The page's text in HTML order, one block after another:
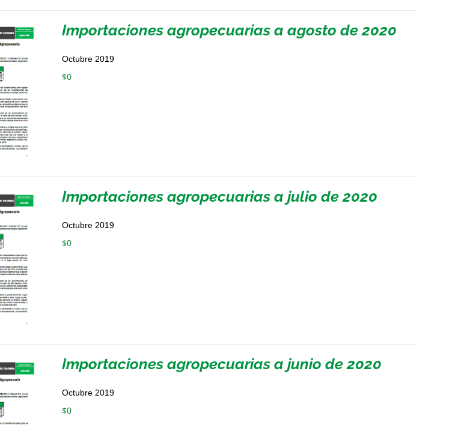
Importaciones agropecuarias a agosto de 2020
Octubre 2019
$0
Importaciones agropecuarias a julio de 2020
Octubre 2019
$0
Importaciones agropecuarias a junio de 2020
Octubre 2019
$0